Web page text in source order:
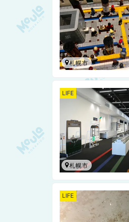
札幌市
LIFE
札幌市
LIFE